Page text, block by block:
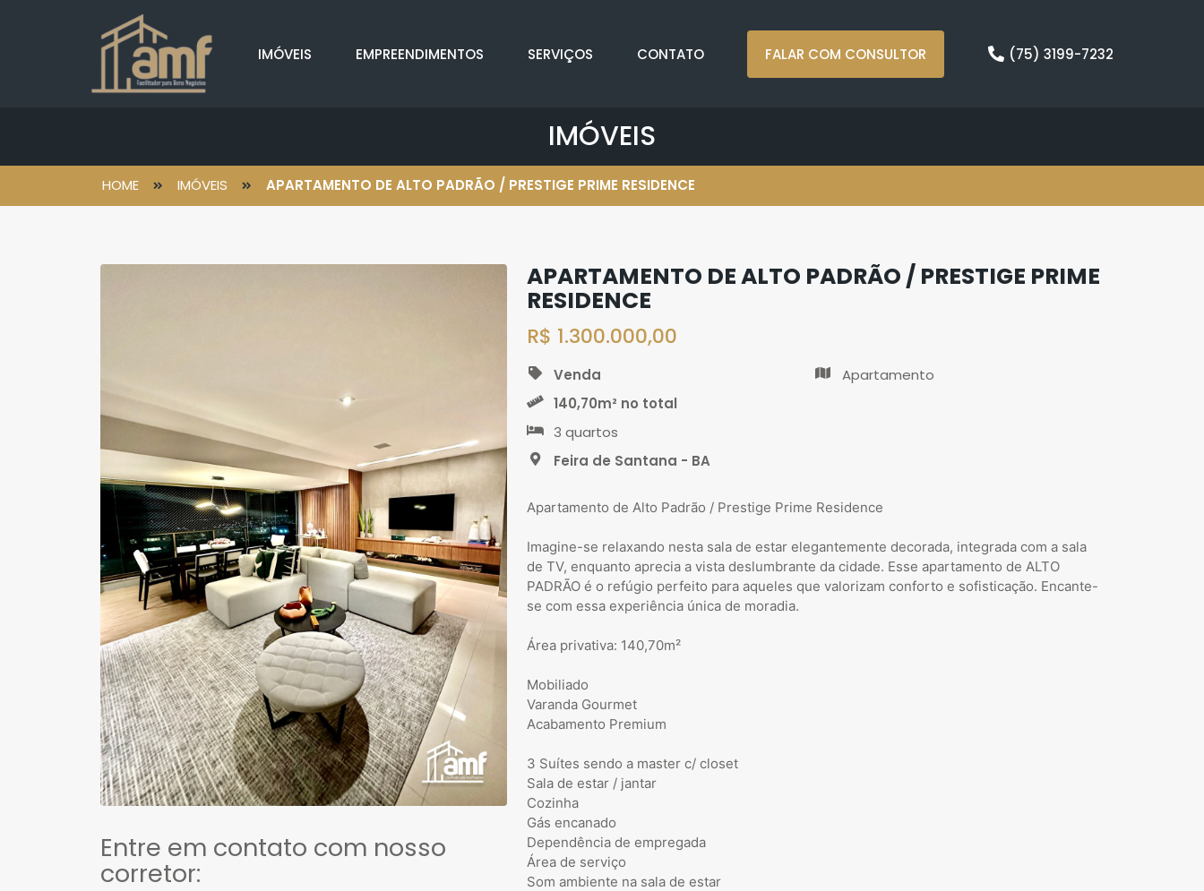
IMÓVEIS EMPREENDIMENTOS SERVIÇOS CONTATO FALAR COM CONSULTOR (75) 3199-7232
IMÓVEIS
HOME IMÓVEIS APARTAMENTO DE ALTO PADRÃO / PRESTIGE PRIME RESIDENCE
Entre em contato com nosso
corretor:
APARTAMENTO DE ALTO PADRÃO / PRESTIGE PRIME
RESIDENCE
R$ 1.300.000,00
Venda
Apartamento
140,70m² no total
3 quartos
Feira de Santana - BA
Apartamento de Alto Padrão / Prestige Prime Residence
Imagine-se relaxando nesta sala de estar elegantemente decorada, integrada com a sala
de TV, enquanto aprecia a vista deslumbrante da cidade. Esse apartamento de ALTO
PADRÃO é o refúgio perfeito para aqueles que valorizam conforto e sofisticação. Encante-
se com essa experiência única de moradia.
Área privativa: 140,70m²
Mobiliado
Varanda Gourmet
Acabamento Premium
3 Suítes sendo a master c/ closet
Sala de estar / jantar
Cozinha
Gás encanado
Dependência de empregada
Área de serviço
Som ambiente na sala de estar